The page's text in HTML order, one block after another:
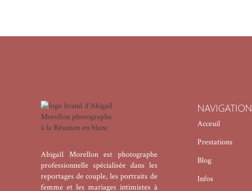
Abigaïl Morellon est photographe
professionnelle spécialisée dans les
reportages de couple, les portraits de
femme et les mariages intimistes à
NAVIGATION
Acceuil
Prestations
Blog
Infos